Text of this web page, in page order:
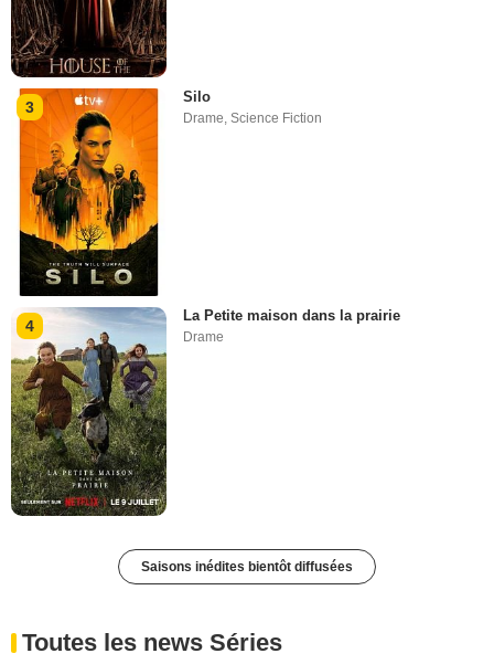
3
Silo
Drame,Science Fiction
4
La Petite maison dans la prairie
Drame
Saisons inédites bientôt diffusées
Toutes les news Séries